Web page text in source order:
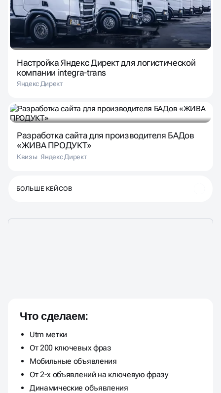
Настройка Яндекс Директ для логистической
компании integra-trans
Яндекс Директ
Разработка сайта для производителя БАДов
«ЖИВА ПРОДУКТ»
Квизы Яндекс Директ
БОЛЬШЕ КЕЙСОВ
РАБОТЫ
Что сделаем:
Utm метки
От 200 ключевых фраз
Мобильные объявления
От 2-х объявлений на ключевую фразу
Динамические объявления